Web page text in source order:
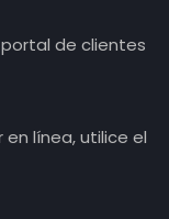
de clientes
en línea, utilice el